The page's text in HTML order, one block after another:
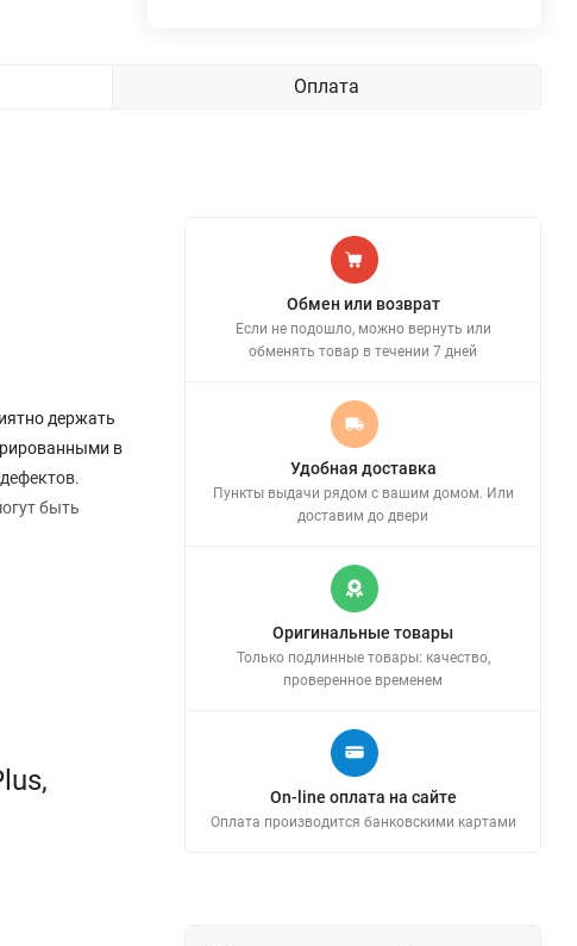
Оплата
держать
в
быть
Обмен или возврат
Если не подошло, можно вернуть или
обменять товар в течении 7 дней
Удобная доставка
Пункты выдачи рядом с вашим домом. Или
доставим до двери
Оригинальные товары
Только подлинные товары: качество,
проверенное временем
On-line оплата на сайте
Оплата производится банковскими картами